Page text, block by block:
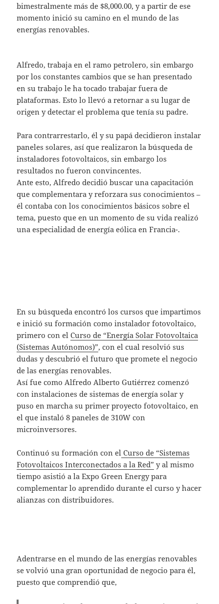
bimestralmente más de $8,000.00, y a partir de ese
momento inició su camino en el mundo de las
energías renovables.
Alfredo, trabaja en el ramo petrolero, sin embargo
por los constantes cambios que se han presentado
en su trabajo le ha tocado trabajar fuera de
plataformas. Esto lo llevó a retornar a su lugar de
origen y detectar el problema que tenía su padre.
Para contrarrestarlo, él y su papá decidieron instalar
paneles solares, así que realizaron la búsqueda de
instaladores fotovoltaicos, sin embargo los
resultados no fueron convincentes.
Ante esto, Alfredo decidió buscar una capacitación
que complementara y reforzara sus conocimientos –
él contaba con los conocimientos básicos sobre el
tema, puesto que en un momento de su vida realizó
una especialidad de energía eólica en Francia-.
En su búsqueda encontró los cursos que impartimos
e inició su formación como instalador fotovoltaico,
primero con elCurso de “Energía Solar Fotovoltaica
(Sistemas Autónomos)”, con el cual resolvió sus
dudas y descubrió el futuro que promete el negocio
de las energías renovables.
Así fue como Alfredo Alberto Gutiérrez comenzó
con instalaciones de sistemas de energía solar y
puso en marcha su primer proyecto fotovoltaico, en
el que instaló 8 paneles de 310W con
microinversores.
Continuó su formación con el Curso de “Sistemas
Fotovoltaicos Interconectados a la Red” y al mismo
tiempo asistió a la Expo Green Energy para
complementar lo aprendido durante el curso y hacer
alianzas con distribuidores.
Adentrarse en el mundo de las energías renovables
se volvió una gran oportunidad de negocio para él,
puesto que comprendió que,